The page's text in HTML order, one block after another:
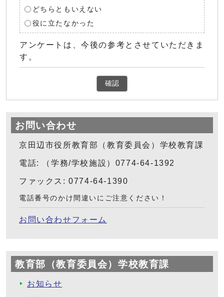
どちらともいえない
役に立たなかった
アンケートは、今後の参考とさせていただきま
す。
確認
お問い合わせ
京田辺市役所教育部（教育委員会）学校教育課
電話: （学務/学校施設）0774-64-1392
ファックス: 0774-64-1390
電話番号のかけ間違いにご注意ください！
お問い合わせフォーム
教育部（教育委員会）学校教育課
お知らせ